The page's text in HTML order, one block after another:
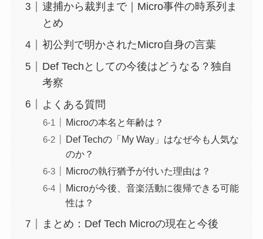
逮捕から裁判まで｜Micro事件の時系列ま
とめ
初公判で明かされたMicro自身の言葉
Def Techとしての今後はどうなる？独自
考察
よくある質問
Microの本名と年齢は？
Def Techの「My Way」はなぜ今も人気な
のか？
Microの執行猶予が付いた理由は？
Microが今後、音楽活動に復帰できる可能
性は？
まとめ：Def Tech Microの現在と今後